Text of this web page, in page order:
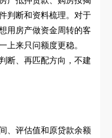
判断和资料梳理。对于
用房产做资金周转的客
上来只问额度更稳。
断、再匹配方向，不建
、评估值和原贷款余额